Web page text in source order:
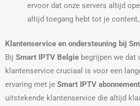
ervoor dat onze servers altijd
altijd toegang hebt tot je content,
Klantenservice en ondersteuning bij
Bij Smart IPTV Belgie begrijpen we dat
klantenservice cruciaal is voor een
ervaring met je Smart IPTV abonnement
uitstekende klantenservice die altijd